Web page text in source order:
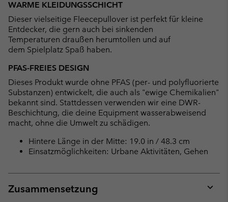
WARME KLEIDUNGSSCHICHT
Dieser vielseitige Fleecepullover ist perfekt für kleine
Entdecker, die gern auch bei sinkenden
Temperaturen draußen herumtollen und auf
dem Spielplatz Spaß haben.
PFAS-FREIES DESIGN
Dieses Produkt wurde ohne PFAS (per- und polyfluorierte
Substanzen) entwickelt, die auch als "ewige Chemikalien"
bekannt sind. Stattdessen verwenden wir eine DWR-
Beschichtung, die deine Equipment wasserabweisend
macht, ohne die Umwelt zu schädigen.
Hintere Länge in der Mitte: 19.0 in / 48.3 cm
Einsatzmöglichkeiten: Urbane Aktivitäten, Gehen
Zusammensetzung